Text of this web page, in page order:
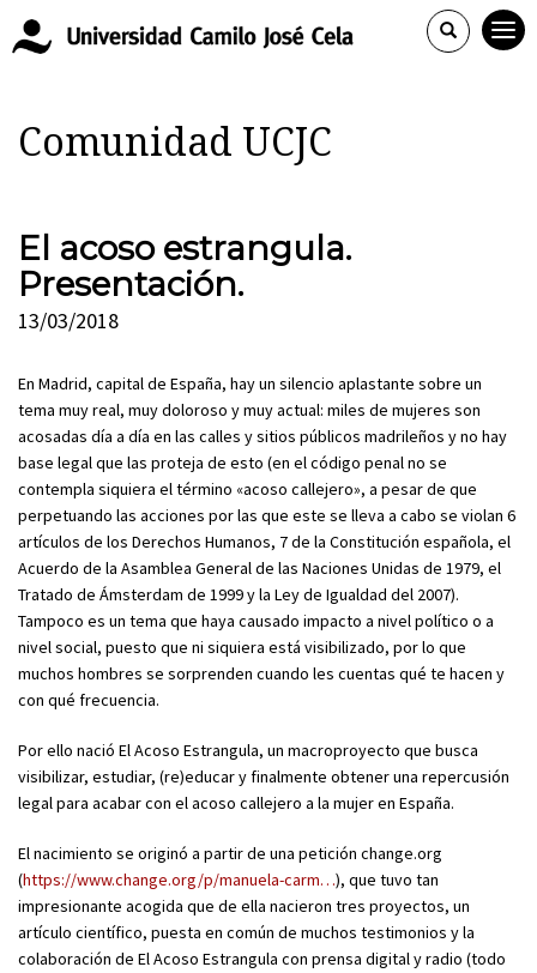
Comunidad UCJC
El acoso estrangula.
Presentación.
13/03/2018
En Madrid, capital de España, hay un silencio aplastante sobre un
tema muy real, muy doloroso y muy actual: miles de mujeres son
acosadas día a día en las calles y sitios públicos madrileños y no hay
base legal que las proteja de esto (en el código penal no se
contempla siquiera el término «acoso callejero», a pesar de que
perpetuando las acciones por las que este se lleva a cabo se violan 6
artículos de los Derechos Humanos, 7 de la Constitución española, el
Acuerdo de la Asamblea General de las Naciones Unidas de 1979, el
Tratado de Ámsterdam de 1999 y la Ley de Igualdad del 2007).
Tampoco es un tema que haya causado impacto a nivel político o a
nivel social, puesto que ni siquiera está visibilizado, por lo que
muchos hombres se sorprenden cuando les cuentas qué te hacen y
con qué frecuencia.
Por ello nació El Acoso Estrangula, un macroproyecto que busca
visibilizar, estudiar, (re)educar y finalmente obtener una repercusión
legal para acabar con el acoso callejero a la mujer en España.
El nacimiento se originó a partir de una petición change.org
(https://www.change.org/p/manuela-carm…), que tuvo tan
impresionante acogida que de ella nacieron tres proyectos, un
artículo científico, puesta en común de muchos testimonios y la
colaboración de El Acoso Estrangula con prensa digital y radio (todo